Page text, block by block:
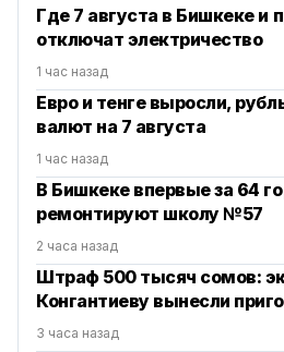
Где 7 августа в Бишкеке и
отключат электричество
1 час назад
Евро и тенге выросли,
валют на 7 августа
1 час назад
В Бишкеке впервые за 64
ремонтируют школу №57
2 часа назад
Штраф 500 тысяч сомов:
Конгантиеву вынесли
3 часа назад